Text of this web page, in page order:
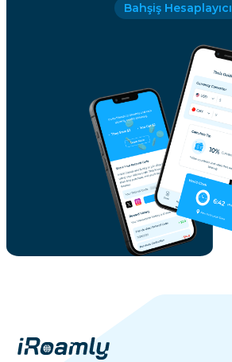
Bahşiş Hesaplayıcı